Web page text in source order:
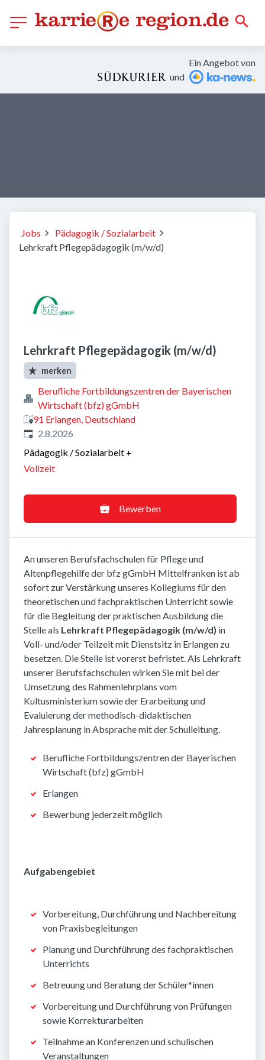
Ein Angebot von
und
Jobs
Pädagogik / Sozialarbeit
Lehrkraft Pflegepädagogik (m/w/d)
Lehrkraft Pflegepädagogik (m/w/d)
merken
Berufliche Fortbildungszentren der Bayerischen
Wirtschaft (bfz) gGmbH
91 Erlangen, Deutschland
Veröffentlicht
2.8.2026
Pädagogik / Sozialarbeit +
Vollzeit
Bewerben
An unseren Berufsfachschulen für Pflege und
Altenpflegehilfe der bfz gGmbH Mittelfranken ist ab
sofort zur Verstärkung unseres Kollegiums für den
theoretischen und fachpraktischen Unterricht sowie
für die Begleitung der praktischen Ausbildung die
Stelle als Lehrkraft Pflegepädagogik (m/w/d) in
Voll- und/oder Teilzeit mit Dienstsitz in Erlangen zu
besetzen. Die Stelle ist vorerst befristet. Als Lehrkraft
unserer Berufsfachschulen wirken Sie mit bei der
Umsetzung des Rahmenlehrplans vom
Kultusministerium sowie der Erarbeitung und
Evaluierung der methodisch-didaktischen
Jahresplanung in Absprache mit der Schulleitung.
Berufliche Fortbildungszentren der Bayerischen
Wirtschaft (bfz) gGmbH
Erlangen
Bewerbung jederzeit möglich
Aufgabengebiet
Vorbereitung, Durchführung und Nachbereitung
von Praxisbegleitungen
Planung und Durchführung des fachpraktischen
Unterrichts
Betreuung und Beratung der Schüler*innen
Vorbereitung und Durchführung von Prüfungen
sowie Korrekturarbeiten
Teilnahme an Konferenzen und schulischen
Veranstaltungen